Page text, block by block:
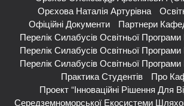
Орєхова Наталія Артурівна
Офіційні Документи
Партнери
Перелік Силабусів Освітньої
Перелік Силабусів Освітньої
Перелік Силабусів Освітньої
Практика Студентів
Про
Проект “Інноваційні Рішення Для
Середземноморської Екосистеми